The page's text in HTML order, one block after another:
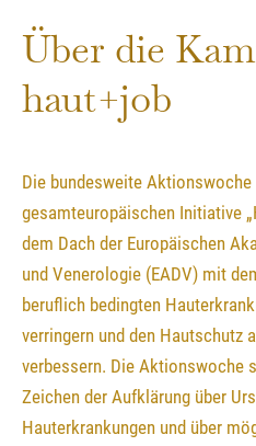
Über die
haut+job
Die bundesweite
gesamteuropäischen Initiative
dem Dach der Europäischen
und Venerologie (EADV) mit
beruflich bedingten
verringern und den Hautschutz
verbessern. Die Aktionswoche
Zeichen der Aufklärung über
Hauterkrankungen und über